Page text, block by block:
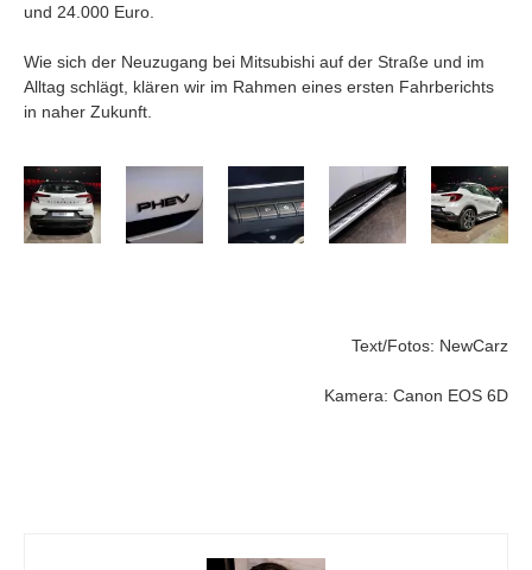
und 24.000 Euro.
Wie sich der Neuzugang bei Mitsubishi auf der Straße und im
Alltag schlägt, klären wir im Rahmen eines ersten Fahrberichts
in naher Zukunft.
Text/Fotos: NewCarz
Kamera: Canon EOS 6D